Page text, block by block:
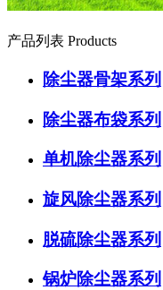
产品列表 Products
除尘器骨架系列
除尘器布袋系列
单机除尘器系列
旋风除尘器系列
脱硫除尘器系列
锅炉除尘器系列